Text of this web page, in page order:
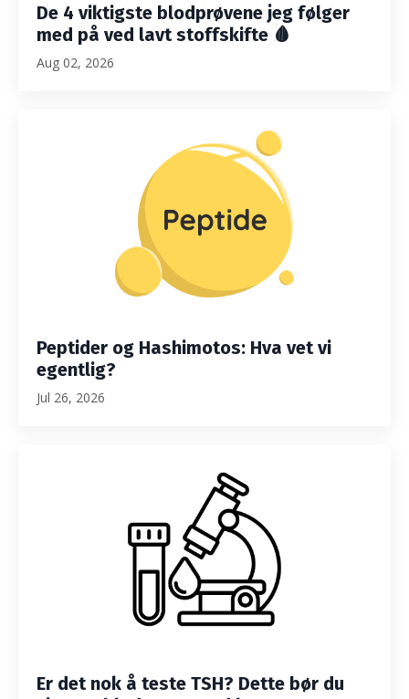
De 4 viktigste blodprøvene jeg følger
med på ved lavt stoffskifte 🩸
Aug 02, 2026
Peptider og Hashimotos: Hva vet vi
egentlig?
Jul 26, 2026
Er det nok å teste TSH? Dette bør du